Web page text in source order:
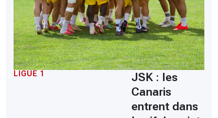
LIGUE 1
JSK : les
Canaris
entrent dans